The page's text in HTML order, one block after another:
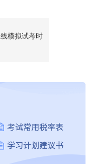
模拟试考时